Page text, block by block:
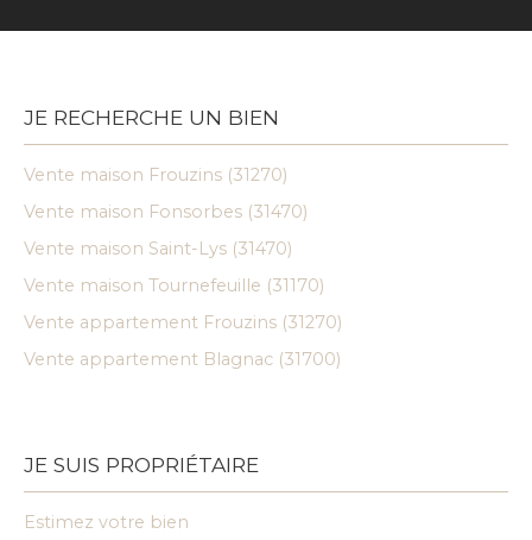
JE RECHERCHE UN BIEN
Vente maison Frouzins (31270)
Vente maison Fonsorbes (31470)
Vente maison Saint-Lys (31470)
Vente maison Tournefeuille (31170)
Vente appartement Frouzins (31270)
Vente appartement Blagnac (31700)
JE SUIS PROPRIÉTAIRE
Estimez votre bien